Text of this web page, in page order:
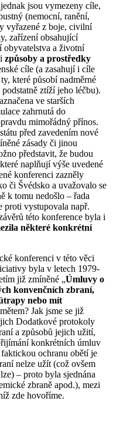
jsou vymezeny cíle,
(nemocní, ranění,
vyřazené z boje, civilní
zařízení obsahující
obyvatelstva a životní
způsoby a prostředky
cíle (a zasahují i cíle
které působí nadměrné
ztíží jeho léčbu).
ve starších
zahrnutá do
mimořádný přínos.
před zavedením nové
zásady či jinou
představit, že budou
naplňují výše uvedené
konferenci zazněly
či Švédsko a uvažovalo se
k tomu nedošlo – řada
proti vystupovala např.
této konference byla i
některé konkrétní
konferenci v této věci
byla v letech 1979-
již zmíněné „Úmluvy o
konvenčních zbraní,
nebo mít
Jak jsme se již
Dodatkové protokoly
a způsobů jejich užití,
konkrétních úmluv
ochranu obětí je
nelze užít (což ovšem
– proto byla sjednána
zbraně apod.), mezi
zde hovoříme.